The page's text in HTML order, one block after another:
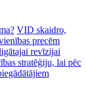
VID skaidro,
precēm
revīzijai
stratēģiju, lai pēc